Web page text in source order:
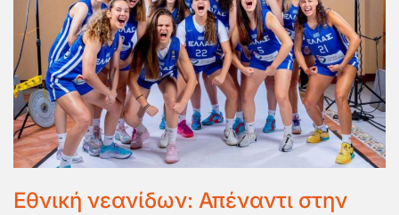
Εθνική νεανίδων: Απέναντι στην